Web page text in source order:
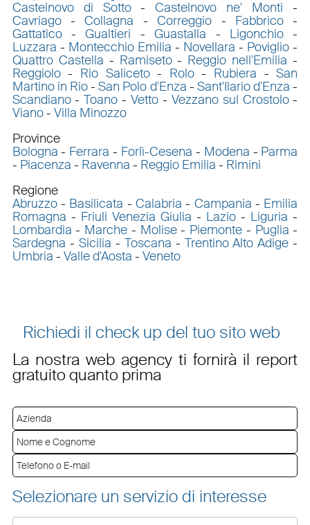
Castelnovo di Sotto-Castelnovo ne' Monti -
Cavriago-Collagna -Correggio - Fabbrico -
Gattatico-Gualtieri -Guastalla - Ligonchio -
Luzzara - Montecchio Emilia - Novellara - Poviglio -
Quattro Castella - Ramiseto- Reggio nell'Emilia -
Reggiolo- Rio Saliceto- Rolo- Rubiera -San
Martino in Rio-San Polo d'Enza -Sant'Ilario d'Enza -
Scandiano-Toano -Vetto - Vezzano sul Crostolo-
Viano- Villa Minozzo
Province
Bologna - Ferrara - Forlì-Cesena - Modena - Parma
- Piacenza - Ravenna - Reggio Emilia - Rimini
Regione
Abruzzo- Basilicata - Calabria - Campania - Emilia
Romagna - Friuli Venezia Giulia - Lazio - Liguria -
Lombardia - Marche - Molise- Piemonte - Puglia -
Sardegna - Sicilia - Toscana - Trentino Alto Adige -
Umbria - Valle d'Aosta - Veneto
Richiedi il check up del tuo sito web
La nostra web agency ti fornirà il report
gratuito quanto prima
Selezionare un servizio di interesse